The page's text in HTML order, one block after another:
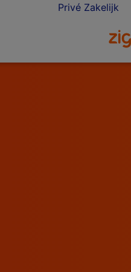
Privé Zakelijk
Ga